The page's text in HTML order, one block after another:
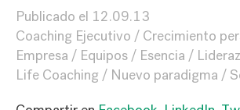
Publicado el 12.09.13
Coaching Ejecutivo
Crecimiento
Empresa
Equipos Esencia
Life Coaching
Nuevo paradigma